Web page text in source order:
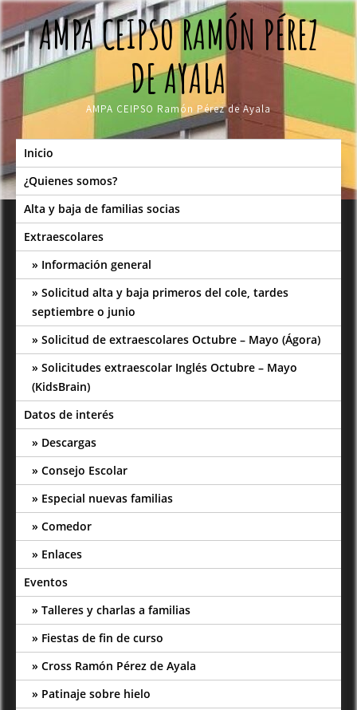
Skip
to
contentAMPA CEIPSO RAMÓN PÉREZ
DE AYALA
AMPA CEIPSO Ramón Pérez de Ayala
Inicio
¿Quienes somos?
Alta y baja de familias socias
Extraescolares
Información general
Solicitud alta y baja primeros del cole, tardes
septiembre o junio
Solicitud de extraescolares Octubre – Mayo (Ágora)
Solicitudes extraescolar Inglés Octubre – Mayo
(KidsBrain)
Datos de interés
Descargas
Consejo Escolar
Especial nuevas familias
Comedor
Enlaces
Eventos
Talleres y charlas a familias
Fiestas de fin de curso
Cross Ramón Pérez de Ayala
Patinaje sobre hielo